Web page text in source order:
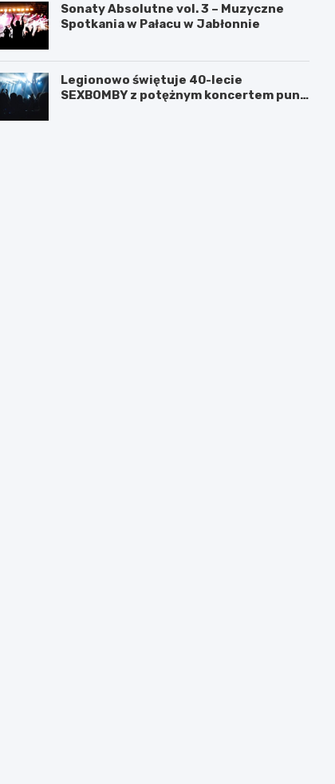
Sonaty Absolutne vol. 3 – Muzyczne
Spotkania w Pałacu w Jabłonnie
Legionowo świętuje 40-lecie
SEXBOMBY z potężnym koncertem punk